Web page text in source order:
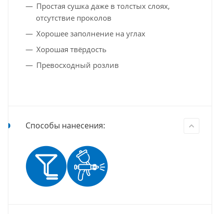
Простая сушка даже в толстых слоях,
отсутствие проколов
Хорошее заполнение на углах
Хорошая твёрдость
Превосходный розлив
Способы нанесения: